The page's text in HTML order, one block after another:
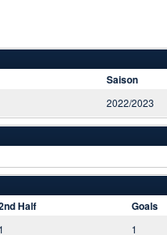
Saison
2022/2023
Half Goals
1 1